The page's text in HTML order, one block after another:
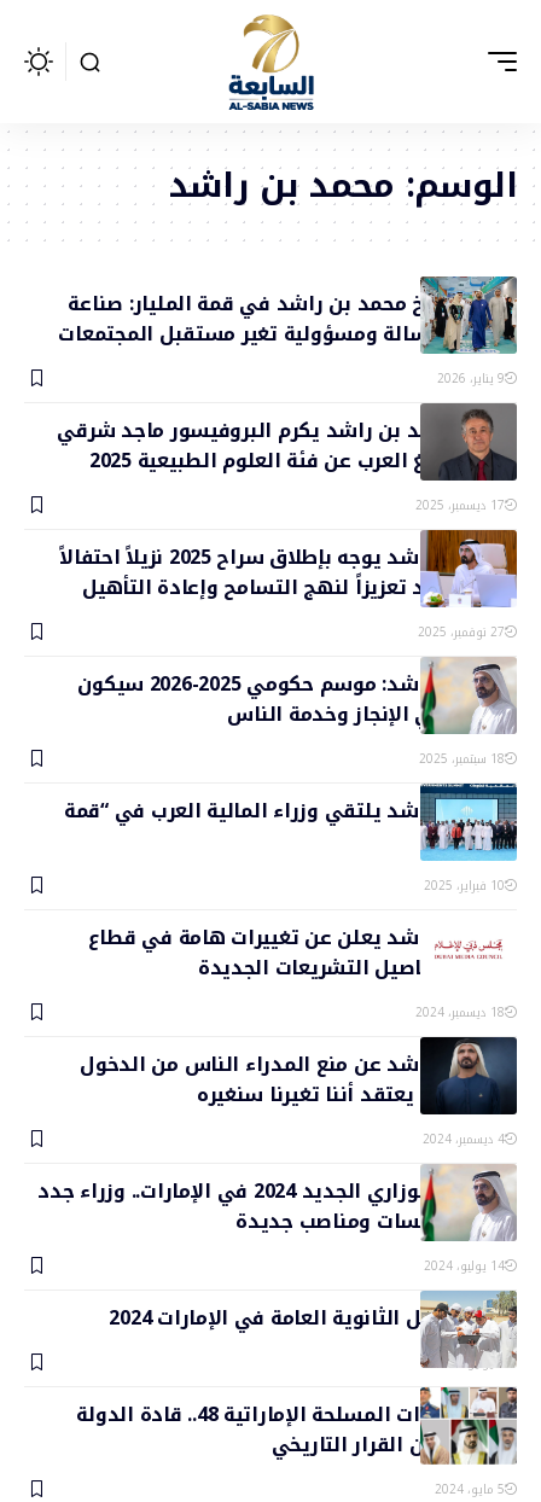
الوسم: محمد بن راشد
سمو الشيخ محمد بن راشد في قمة المليار: صناعة
المحتوى رسالة ومسؤولية تغير مستقبل المجتمعات
9 يناير، 2026
الشيخ محمد بن راشد يكرم البروفيسور ماجد شرقي
بجائزة نوابغ العرب عن فئة العلوم الطبيعية 2025
17 ديسمبر، 2025
محمد بن راشد يوجه بإطلاق سراح 2025 نزيلاً احتفالاً
بعيد الاتحاد تعزيزاً لنهج التسامح وإعادة التأهيل
27 نوفمبر، 2025
محمد بن راشد: موسم حكومي 2025-2026 سيكون
الأفضل في الإنجاز وخدمة الناس
18 سبتمبر، 2025
محمد بن راشد يلتقي وزراء المالية العرب في “قمة
الحكومات”
10 فبراير، 2025
محمد بن راشد يعلن عن تغييرات هامة في قطاع
الإعلام.. تفاصيل التشريعات الجديدة
18 ديسمبر، 2024
محمد بن راشد عن منع المدراء الناس من الدخول
عليهم: من يعتقد أننا تغيرنا سنغيره
4 ديسمبر، 2024
التشكيل الوزاري الجديد 2024 في الإمارات.. وزراء جدد
ودمج مؤسسات ومناصب جديدة
14 يوليو، 2024
أسماء أوائل الثانوية العامة في الإمارات 2024
1 يوليو، 2024
توحيد القوات المسلحة الإماراتية 48.. قادة الدولة
يتحدثون عن القرار التاريخي
5 مايو، 2024